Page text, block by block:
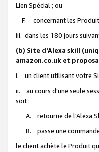
Lien Spécial ; ou
F. concernant les
iii. dans les 180 jours
(b) Site d'Alexa skill
amazon.co.uk et
i. un client utilisant votre
ii. au cours d'une seule
soit :
A. retourne de l'Alexa
B. passe une
le client achète le Produit